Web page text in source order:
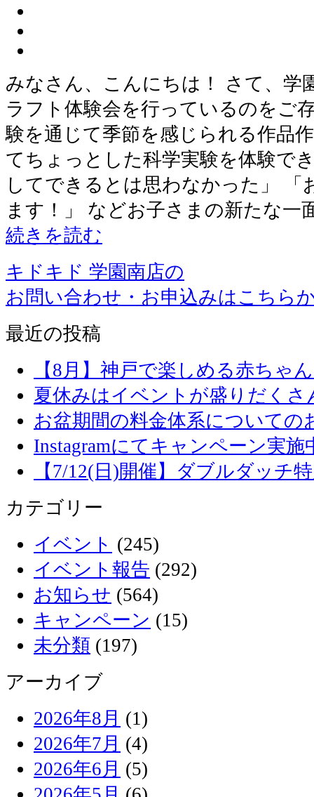
みなさん、こんにちは！ さて、学
ラフト体験会を行っているのをご
験を通じて季節を感じられる作品
てちょっとした科学実験を体験で
してできるとは思わなかった」 「
ます！」 などお子さまの新たな
続きを読む
キドキド 学園南店の
お問い合わせ・お申込みはこちら
最近の投稿
【8月】神戸で楽しめる赤ちゃ
夏休みはイベントが盛りだくさ
お盆期間の料金体系についての
Instagramにてキャンペーン実施
【7/12(日)開催】ダブルダッチ
カテゴリー
イベント (245)
イベント報告 (292)
お知らせ (564)
キャンペーン (15)
未分類 (197)
アーカイブ
2026年8月 (1)
2026年7月 (4)
2026年6月 (5)